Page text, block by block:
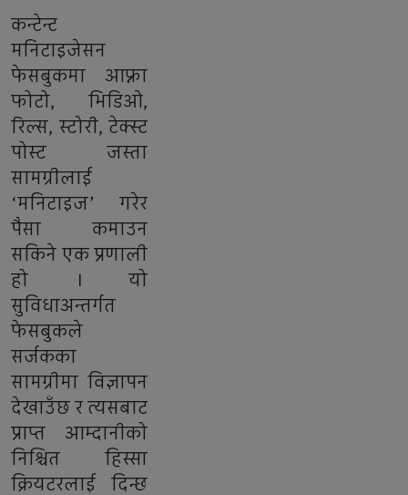
कन्टेन्ट
मनिटाइजेसन
फेसबुकमा आफ्ना
फोटो, भिडिओ,
रिल्स, स्टोरी, टेक्स्ट
पोस्ट जस्ता
सामग्रीलाई
‘मनिटाइज’ गरेर
पैसा कमाउन
सकिने एक प्रणाली
हो । यो
सुविधाअन्तर्गत
फेसबुकले
सर्जकका
सामग्रीमा विज्ञापन
देखाउँछ र त्यसबाट
प्राप्त आम्दानीको
निश्चित हिस्सा
क्रियटरलाई दिन्छ